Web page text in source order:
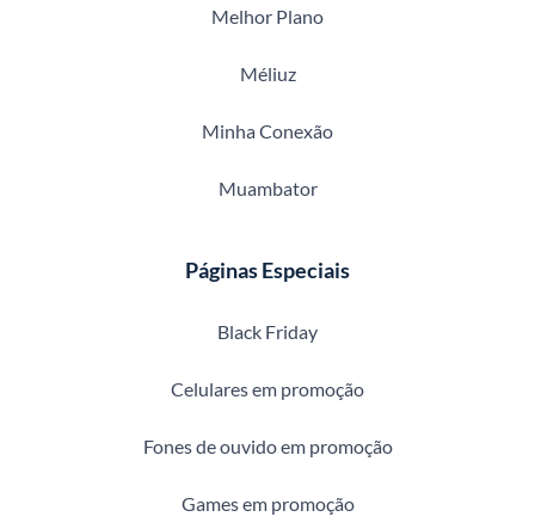
Melhor Plano
Méliuz
Minha Conexão
Muambator
Páginas Especiais
Black Friday
Celulares em promoção
Fones de ouvido em promoção
Games em promoção